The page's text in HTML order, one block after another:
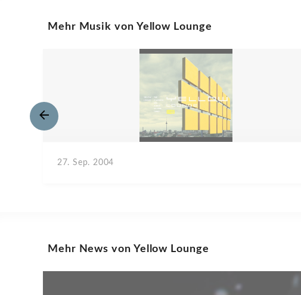
Mehr Musik von Yellow Lounge
27. Sep. 2004
Mehr News von Yellow Lounge